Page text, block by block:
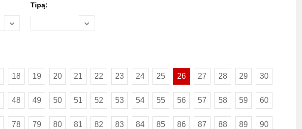
Tipą:
18 19 20 21 22 23 24 25 26 27 28 29 30
48 49 50 51 52 53 54 55 56 57 58 59 60
78 79 80 81 82 83 84 85 86 87 88 89 90